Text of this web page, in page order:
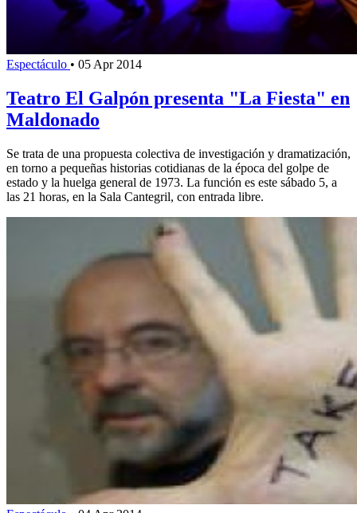
Espectáculo • 05 Apr 2014
Teatro El Galpón presenta "La Fiesta" en
Maldonado
Se trata de una propuesta colectiva de investigación y dramatización,
en torno a pequeñas historias cotidianas de la época del golpe de
estado y la huelga general de 1973. La función es este sábado 5, a
las 21 horas, en la Sala Cantegril, con entrada libre.